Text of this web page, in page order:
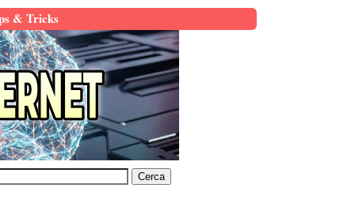
& Tricks